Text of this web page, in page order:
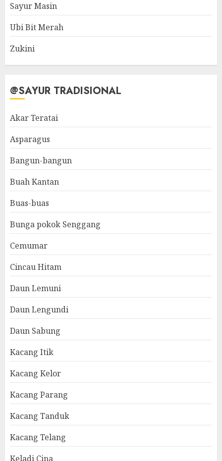
Sayur Masin
Ubi Bit Merah
Zukini
@SAYUR TRADISIONAL
Akar Teratai
Asparagus
Bangun-bangun
Buah Kantan
Buas-buas
Bunga pokok Senggang
Cemumar
Cincau Hitam
Daun Lemuni
Daun Lengundi
Daun Sabung
Kacang Itik
Kacang Kelor
Kacang Parang
Kacang Tanduk
Kacang Telang
Keladi Cina